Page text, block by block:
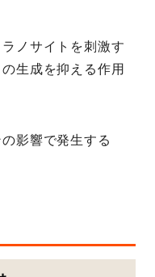
ノサイトを刺激す
生成を抑える作用
影響で発生する